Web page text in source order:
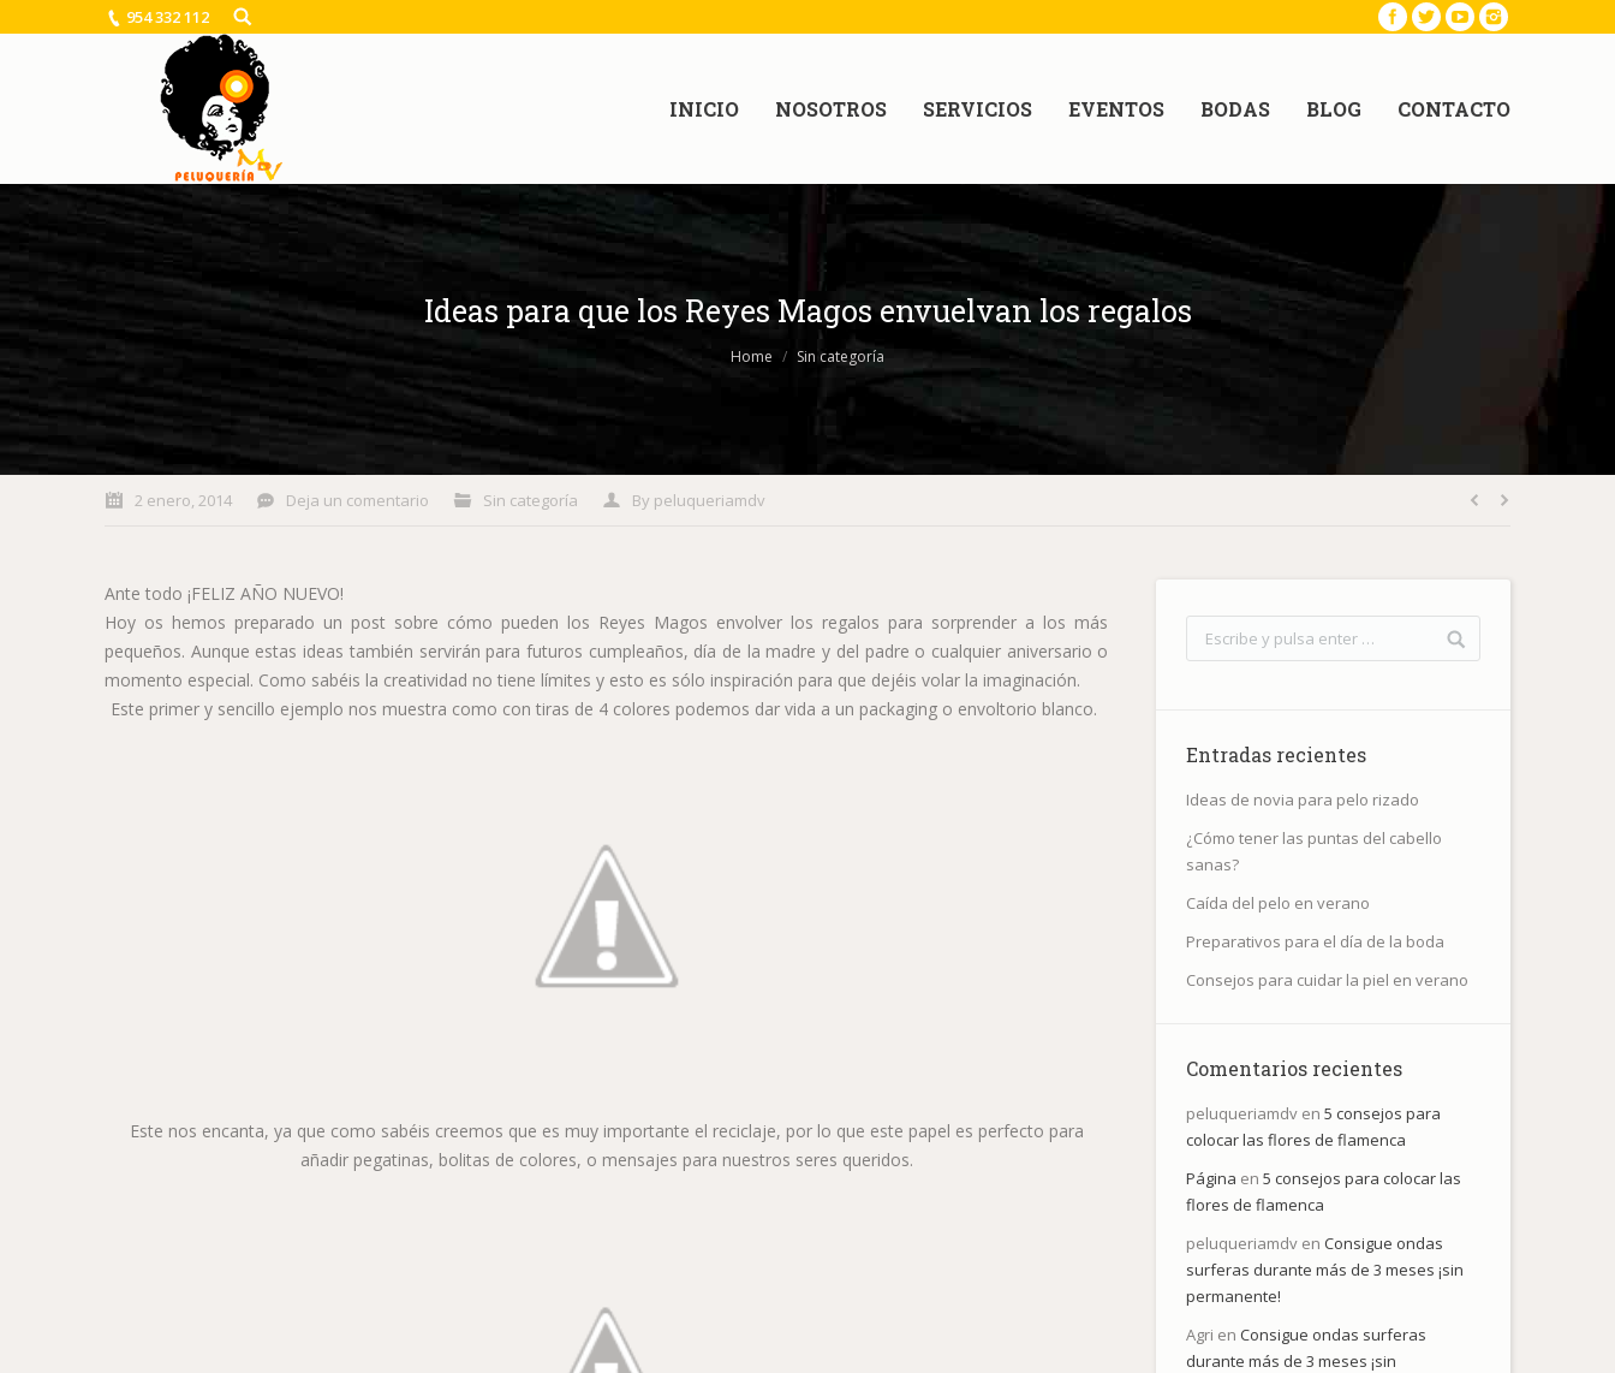
954 332 112
INICIO NOSOTROS SERVICIOS EVENTOS BODAS BLOG CONTACTO
Ideas para que los Reyes Magos envuelvan los regalos
Home Sin categoría
2 enero, 2014 Deja un comentario Sin categoría By peluqueriamdv
Ante todo ¡FELIZ AÑO NUEVO!
Hoy os hemos preparado un post sobre cómo pueden los Reyes Magos envolver los regalos para sorprender a los más
pequeños. Aunque estas ideas también servirán para futuros cumpleaños, día de la madre y del padre o cualquier aniversario o
momento especial. Como sabéis la creatividad no tiene límites y esto es sólo inspiración para que dejéis volar la imaginación.
Este primer y sencillo ejemplo nos muestra como con tiras de 4 colores podemos dar vida a un packaging o envoltorio blanco.
Este nos encanta, ya que como sabéis creemos que es muy importante el reciclaje, por lo que este papel es perfecto para
añadir pegatinas, bolitas de colores, o mensajes para nuestros seres queridos.
Entradas recientes
Ideas de novia para pelo rizado
¿Cómo tener las puntas del cabello
sanas?
Caída del pelo en verano
Preparativos para el día de la boda
Consejos para cuidar la piel en verano
Comentarios recientes
peluqueriamdv en5 consejos para
colocar las flores de flamenca
Página en5 consejos para colocar las
flores de flamenca
peluqueriamdv enConsigue ondas
surferas durante más de 3 meses ¡sin
permanente!
Agri enConsigue ondas surferas
durante más de 3 meses ¡sin